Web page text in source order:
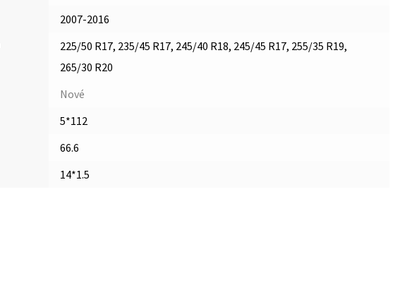
2007-2016
225/50 R17, 235/45 R17, 245/40 R18, 245/45 R17, 255/35 R19,
265/30 R20
Nové
5*112
66.6
14*1.5